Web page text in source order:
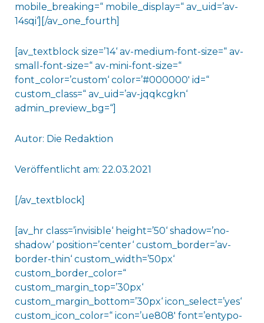
mobile_breaking=“ mobile_display=“ av_uid=’av-
14sqi‘][/av_one_fourth]
[av_textblock size=’14‘ av-medium-font-size=“ av-
small-font-size=“ av-mini-font-size=“
font_color=’custom‘ color=’#000000′ id=“
custom_class=“ av_uid=’av-jqqkcgkn‘
admin_preview_bg=“]
Autor: Die Redaktion
Veröffentlicht am: 22.03.2021
[/av_textblock]
[av_hr class=’invisible‘ height=’50‘ shadow=’no-
shadow‘ position=’center‘ custom_border=’av-
border-thin‘ custom_width=’50px‘
custom_border_color=“
custom_margin_top=’30px‘
custom_margin_bottom=’30px‘ icon_select=’yes‘
custom_icon_color=“ icon=’ue808′ font=’entypo-